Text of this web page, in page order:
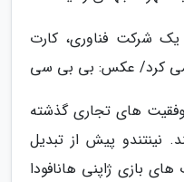
شرکت فناوری، کارت
می کرد/ عکس: بی بی سی
های تجاری گذشته
نینتندو پیش از تبدیل
بازی ژاپنی هانافودا